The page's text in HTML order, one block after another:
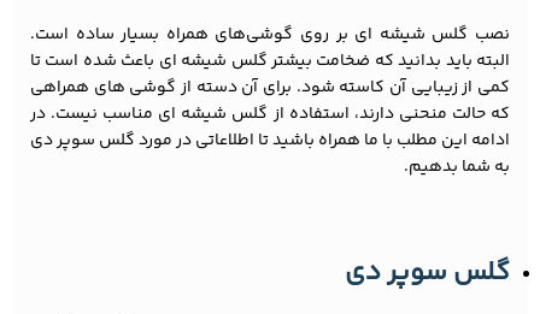
نصب گلس شیشه ای بر روی گوشی‌های همراه بسیار ساده است.
البته باید بدانید که ضخامت بیشتر گلس شیشه ای باعث شده است تا
کمی از زیبایی آن کاسته شود. برای آن دسته از گوشی های همراهی
که حالت منحنی دارند، استفاده از گلس شیشه ای مناسب نیست. در
ادامه این مطلب با ما همراه باشید تا اطلاعاتی در مورد گلس سوپر دی
به شما بدهیم.
گلس سوپر دی